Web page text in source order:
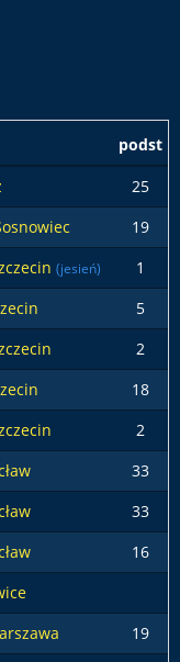
podst
25
19
(jesień)
1
5
2
18
2
33
33
16
19